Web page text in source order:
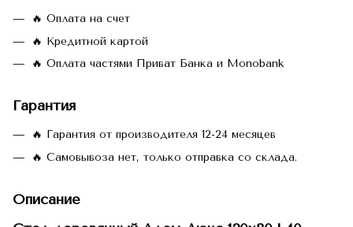
🔥 Оплата на счет
🔥 Кредитной картой
🔥 Оплата частями Приват Банка и Monobank
Гарантия
🔥 Гарантия от производителя 12-24 месяцев
🔥 Самовывоза нет, только отправка со склада.
Описание